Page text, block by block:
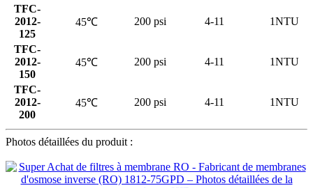
TFC-
2012-
125
45℃ 200 psi 4-11 1NTU
TFC-
2012-
150
45℃ 200 psi 4-11 1NTU
TFC-
2012-
200
45℃ 200 psi 4-11 1NTU
Photos détaillées du produit :